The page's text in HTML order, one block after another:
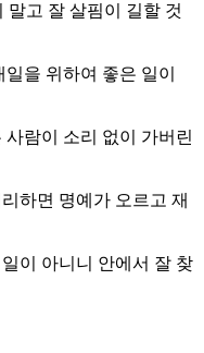
말고 잘 살핌이 길할 것
을 위하여 좋은 일이
람이 소리 없이 가버린
하면 명예가 오르고 재
이 아니니 안에서 잘 찾